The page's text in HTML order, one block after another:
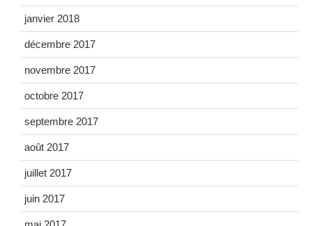
janvier 2018
décembre 2017
novembre 2017
octobre 2017
septembre 2017
août 2017
juillet 2017
juin 2017